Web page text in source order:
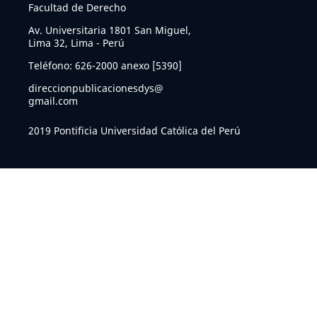
Facultad de Derecho
Av. Universitaria 1801 San Miguel,
Lima 32, Lima - Perú
Teléfono: 626-2000 anexo [5390]
direccionpublicacionesdys@
gmail.com
2019 Pontificia Universidad Católica del Perú